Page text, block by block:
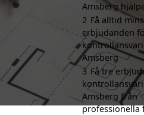
Amsberg
2 Få alltid
erbjudanden
Amsberg
3 Få tre
Amsberg från
professionella